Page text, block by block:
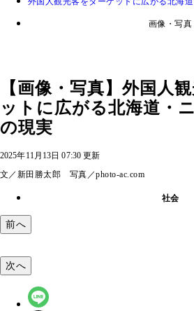
画像・写真
【画像・写真】外国人
ットに広がる北海道・
の現実
2025年11月13日 07:30 更新
文／新田勝太郎 写真／photo-ac.com
社会
前へ
次へ